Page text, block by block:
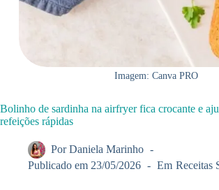
Imagem: Canva PRO
Bolinho de sardinha na airfryer fica crocante e
refeições rápidas
Por Daniela Marinho
Publicado em 23/05/2026 Em Receitas